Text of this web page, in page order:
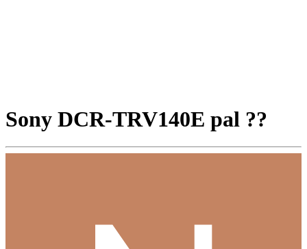
Sony DCR-TRV140E pal ??